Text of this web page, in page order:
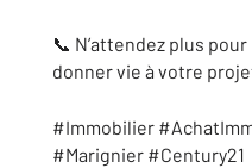
📞 N’attendez plus
donner vie à votre
#Immobilier
#Marignier #Century21